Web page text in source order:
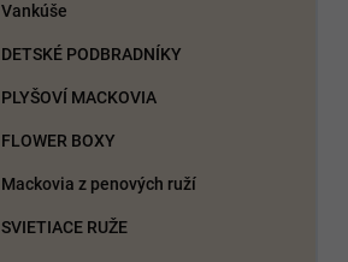
Vankúše
DETSKÉ PODBRADNÍKY
PLYŠOVÍ MACKOVIA
FLOWER BOXY
Mackovia z penových ruží
SVIETIACE RUŽE